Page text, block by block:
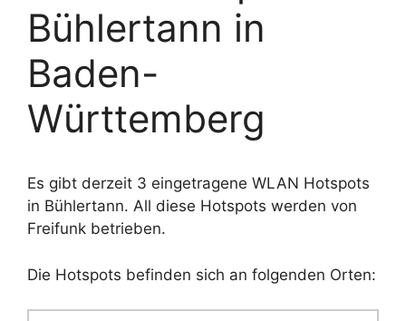
Bühlertann in
Baden-
Württemberg
Es gibt derzeit 3 eingetragene WLAN Hotspots
in Bühlertann. All diese Hotspots werden von
Freifunk betrieben.
Die Hotspots befinden sich an folgenden Orten: